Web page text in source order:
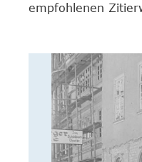
empfohlenen